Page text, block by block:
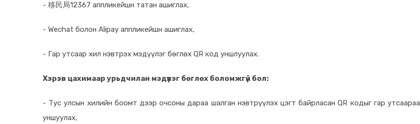
- 移民局12367 аппликейшн татан ашиглах,
- Wechat болон Alipay аппликейшн ашиглах,
- Гар утсаар хил нэвтрэх мэдүүлэг бөглөх QR код уншлуулах.
Хэрэв цахимаар урьдчилан мэдүүлэг бөглөх боломжгүй бол:
- Тус улсын хилийн боомт дээр очсоны дараа шалган нэвтрүүлэх цэгт байрласан QR кодыг гар утсаараа
уншуулах,